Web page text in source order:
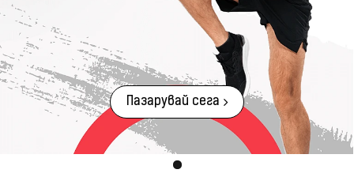
Пазарувай сега